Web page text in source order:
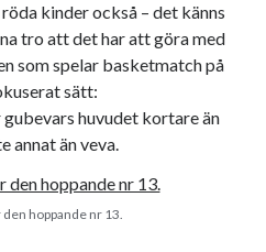
kinder också – det känns
tro att det har att göra med
som spelar basketmatch på
sätt:
huvudet kortare än
annat än veva.
hoppande nr 13.